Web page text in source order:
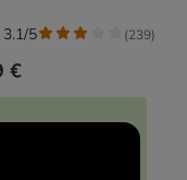
€
3.1/5 (239)